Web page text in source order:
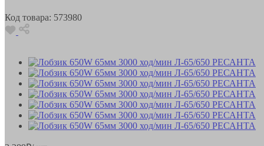
Код товара: 573980